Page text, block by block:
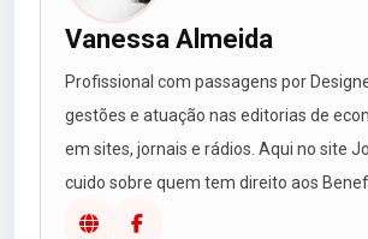
Vanessa Almeida
Profissional com passagens por
gestões e atuação nas editorias de
em sites, jornais e rádios. Aqui no site
cuido sobre quem tem direito aos